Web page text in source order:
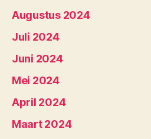
Augustus 2024
Juli 2024
Juni 2024
Mei 2024
April 2024
Maart 2024